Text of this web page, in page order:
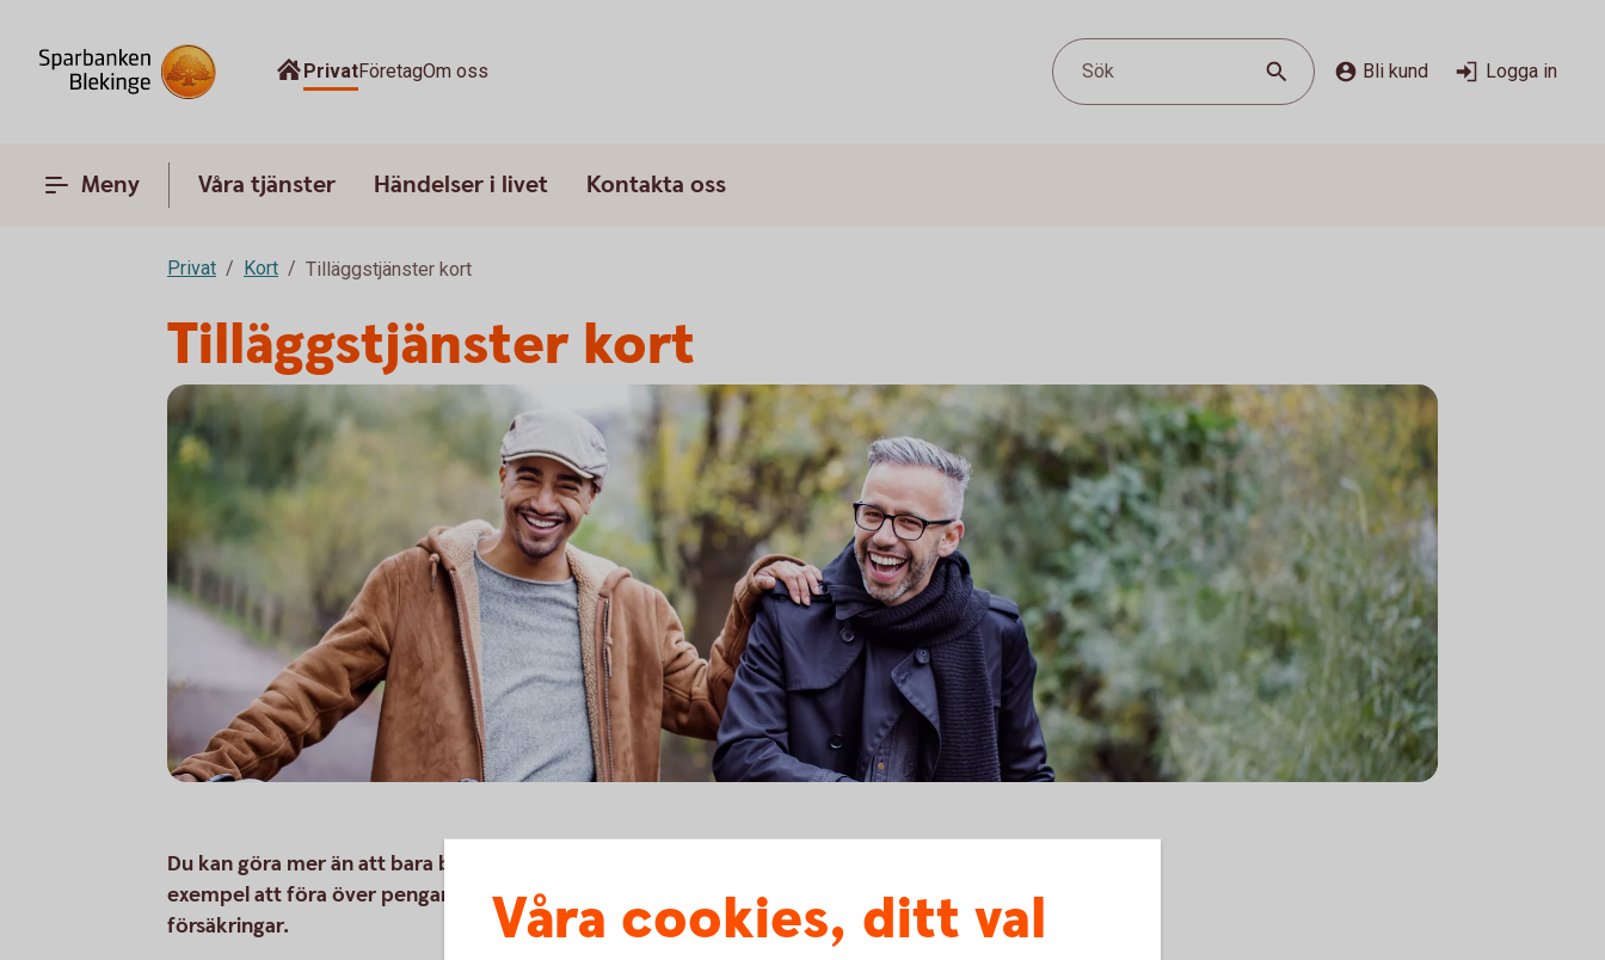
PrivatFöretagOm oss Sök Bli kund Logga in
Meny Våra tjänster Händelser i livet Kontakta oss
Privat Kort Tilläggstjänster kort
Tilläggstjänster kort
Du kan göra mer än att bara betala med ditt kort. Du får även tillgång till andra tjänster, till
exempel att föra över pengar från ditt kreditkort till ett konto - saldoöverföring - och olika
försäkringar.
Våra cookies, ditt val